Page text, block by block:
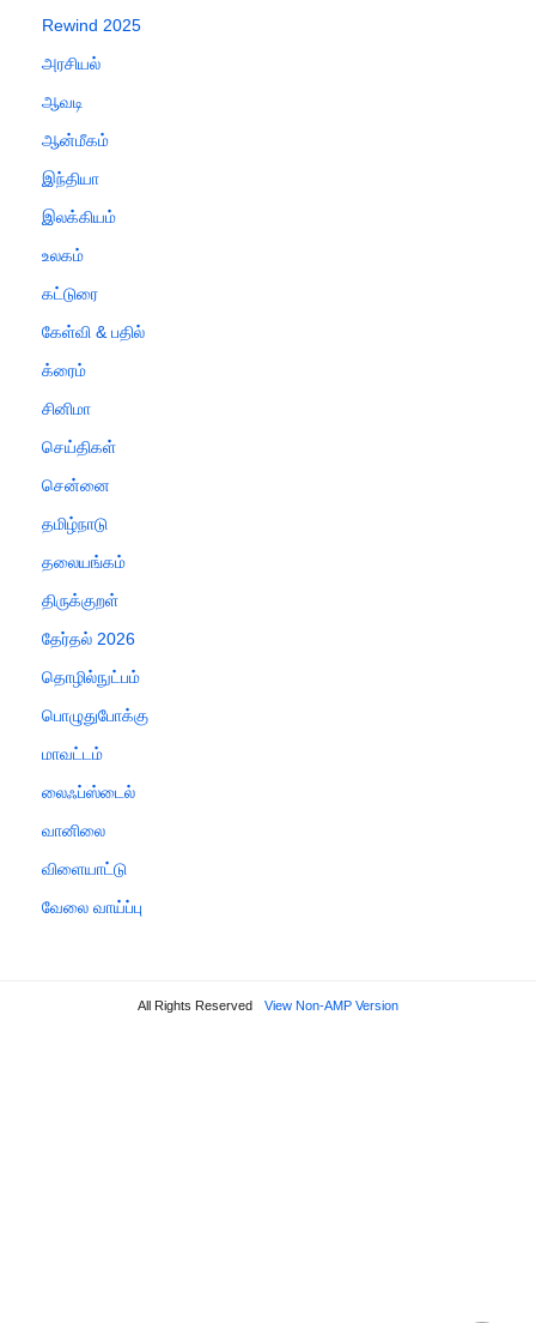
Rewind 2025
அரசியல்
ஆவடி
ஆன்மீகம்
இந்தியா
இலக்கியம்
உலகம்
கட்டுரை
கேள்வி & பதில்
க்ரைம்
சினிமா
செய்திகள்
சென்னை
தமிழ்நாடு
தலையங்கம்
திருக்குறள்
தேர்தல் 2026
தொழில்நுட்பம்
பொழுதுபோக்கு
மாவட்டம்
லைஃப்ஸ்டைல்
வானிலை
விளையாட்டு
வேலை வாய்ப்பு
All Rights Reserved View Non-AMP Version